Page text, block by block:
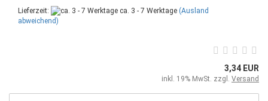
Lieferzeit: ca. 3 - 7 Werktage (Ausland
abweichend)
3,34 EUR
inkl. 19% MwSt. zzgl. Versand